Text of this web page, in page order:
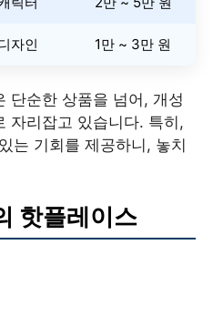
자인 1만 ~ 3만 원
단순한 상품을 넘어, 개성
자리잡고 있습니다. 특히,
는 기회를 제공하니, 놓치
핫플레이스